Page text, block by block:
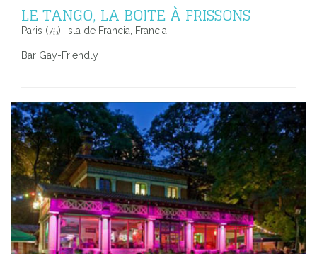
LE TANGO, LA BOITE À FRISSONS
Paris (75), Isla de Francia, Francia
Bar Gay-Friendly